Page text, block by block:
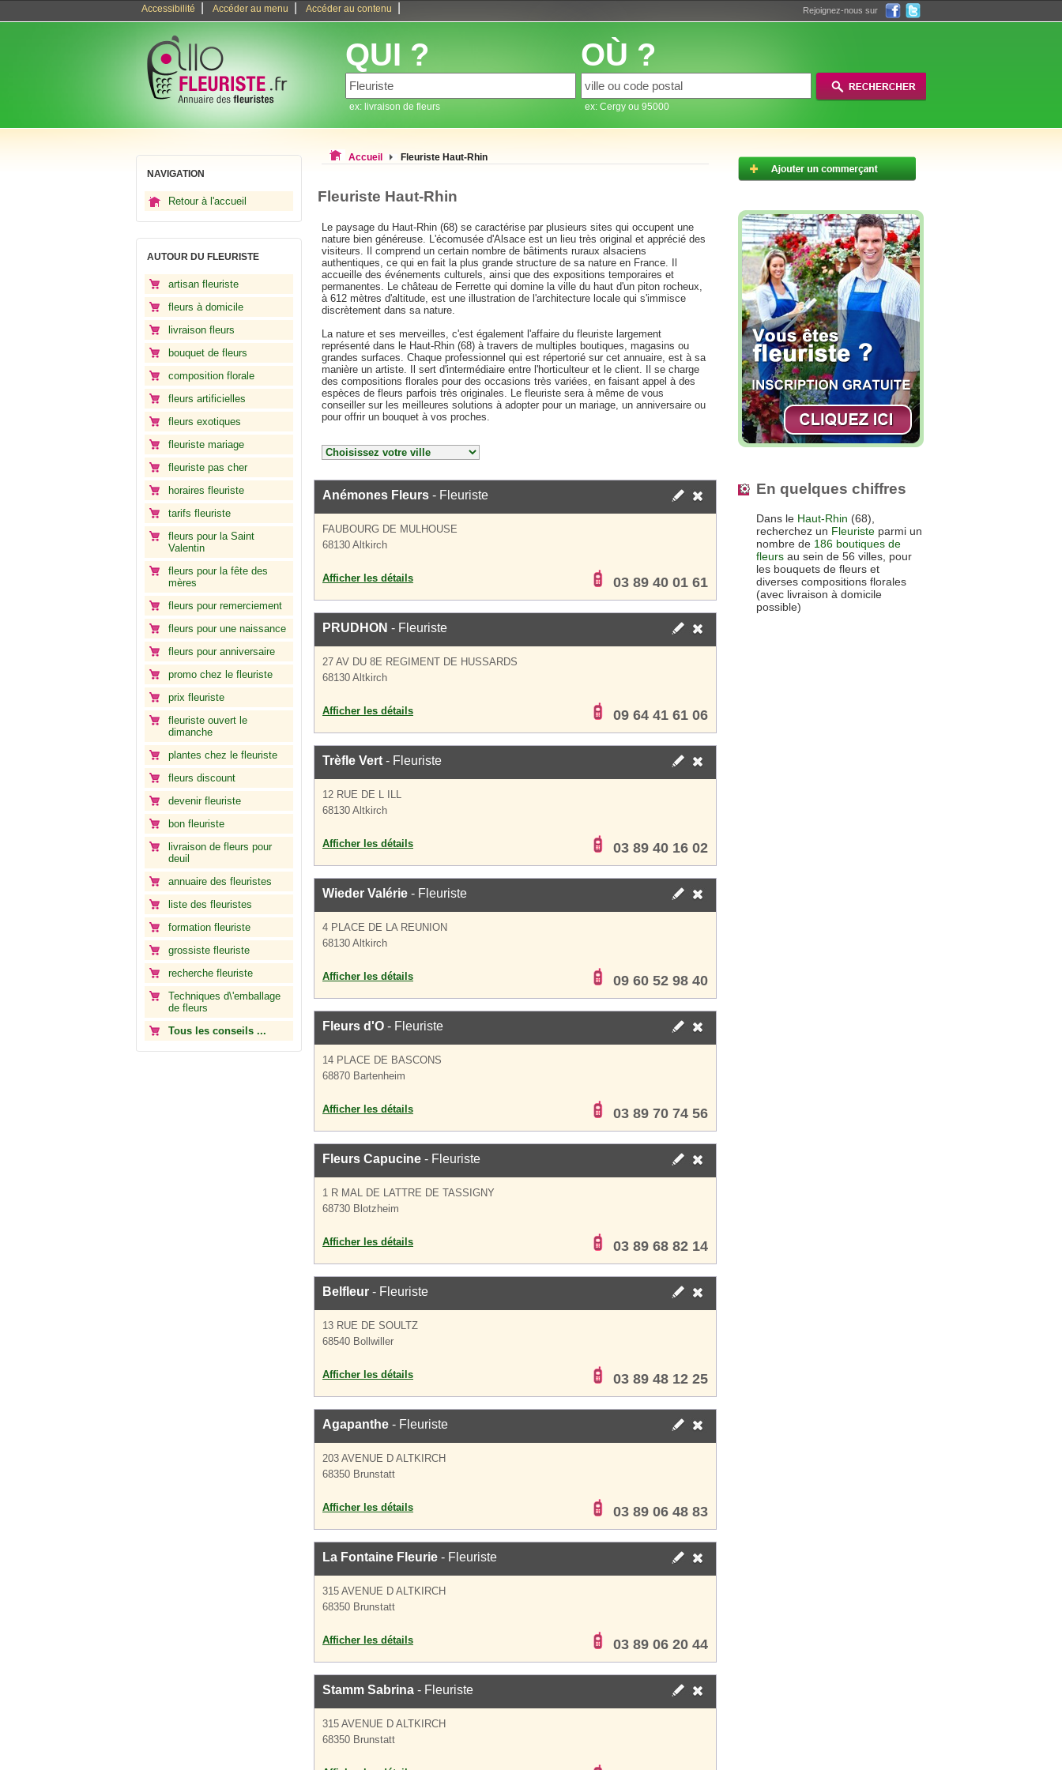
Accessibilité Accéder au menu Accéder au contenu Rejoignez-nous sur
QUI ?
ex: livraison de fleurs
OÙ ?
ex: Cergy ou 95000
NAVIGATION
Retour à l'accueil
AUTOUR DU FLEURISTE
artisan fleuriste
fleurs à domicile
livraison fleurs
bouquet de fleurs
composition florale
fleurs artificielles
fleurs exotiques
fleuriste mariage
fleuriste pas cher
horaires fleuriste
tarifs fleuriste
fleurs pour la Saint
Valentin
fleurs pour la fête des
mères
fleurs pour remerciement
fleurs pour une naissance
fleurs pour anniversaire
promo chez le fleuriste
prix fleuriste
fleuriste ouvert le
dimanche
plantes chez le fleuriste
fleurs discount
devenir fleuriste
bon fleuriste
livraison de fleurs pour
deuil
annuaire des fleuristes
liste des fleuristes
formation fleuriste
grossiste fleuriste
recherche fleuriste
Techniques d\'emballage
de fleurs
Tous les conseils ...
Accueil Fleuriste Haut-Rhin
Fleuriste Haut-Rhin
Le paysage du Haut-Rhin (68) se caractérise par plusieurs sites qui occupent une
nature bien généreuse. L'écomusée d'Alsace est un lieu très original et apprécié des
visiteurs. Il comprend un certain nombre de bâtiments ruraux alsaciens
authentiques, ce qui en fait la plus grande structure de sa nature en France. Il
accueille des événements culturels, ainsi que des expositions temporaires et
permanentes. Le château de Ferrette qui domine la ville du haut d'un piton rocheux,
à 612 mètres d'altitude, est une illustration de l'architecture locale qui s'immisce
discrètement dans sa nature.
La nature et ses merveilles, c'est également l'affaire du fleuriste largement
représenté dans le Haut-Rhin (68) à travers de multiples boutiques, magasins ou
grandes surfaces. Chaque professionnel qui est répertorié sur cet annuaire, est à sa
manière un artiste. Il sert d'intermédiaire entre l'horticulteur et le client. Il se charge
des compositions florales pour des occasions très variées, en faisant appel à des
espèces de fleurs parfois très originales. Le fleuriste sera à même de vous
conseiller sur les meilleures solutions à adopter pour un mariage, un anniversaire ou
pour offrir un bouquet à vos proches.
Anémones Fleurs - Fleuriste
FAUBOURG DE MULHOUSE
68130 Altkirch
Afficher les détails 03 89 40 01 61
PRUDHON - Fleuriste
27 AV DU 8E REGIMENT DE HUSSARDS
68130 Altkirch
Afficher les détails 09 64 41 61 06
Trèfle Vert - Fleuriste
12 RUE DE L ILL
68130 Altkirch
Afficher les détails 03 89 40 16 02
Wieder Valérie - Fleuriste
4 PLACE DE LA REUNION
68130 Altkirch
Afficher les détails 09 60 52 98 40
Fleurs d'O - Fleuriste
14 PLACE DE BASCONS
68870 Bartenheim
Afficher les détails 03 89 70 74 56
Fleurs Capucine - Fleuriste
1 R MAL DE LATTRE DE TASSIGNY
68730 Blotzheim
Afficher les détails 03 89 68 82 14
Belfleur - Fleuriste
13 RUE DE SOULTZ
68540 Bollwiller
Afficher les détails 03 89 48 12 25
Agapanthe - Fleuriste
203 AVENUE D ALTKIRCH
68350 Brunstatt
Afficher les détails 03 89 06 48 83
La Fontaine Fleurie - Fleuriste
315 AVENUE D ALTKIRCH
68350 Brunstatt
Afficher les détails 03 89 06 20 44
Stamm Sabrina - Fleuriste
315 AVENUE D ALTKIRCH
68350 Brunstatt
En quelques chiffres
Dans le Haut-Rhin (68),
recherchez un Fleuriste parmi un
nombre de 186 boutiques de
fleurs au sein de 56 villes, pour
les bouquets de fleurs et
diverses compositions florales
(avec livraison à domicile
possible)